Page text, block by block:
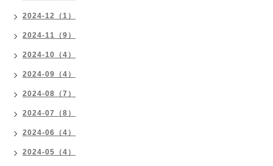
2024-12（1）
2024-11（9）
2024-10（4）
2024-09（4）
2024-08（7）
2024-07（8）
2024-06（4）
2024-05（4）